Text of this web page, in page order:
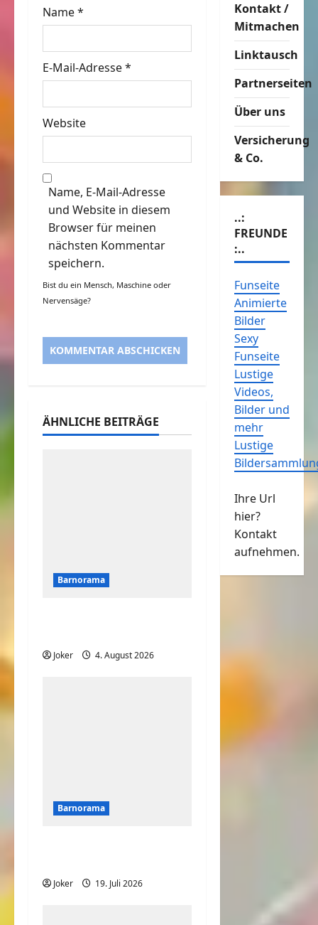
o
n
Name*
E-Mail-Adresse*
Website
Name, E-Mail-Adresse
und Website in diesem
Browser für meinen
nächsten Kommentar
speichern.
Bist du ein Mensch, Maschine oder
Nervensäge?
ÄHNLICHE BEITRÄGE
Barnorama
Joker 4. August 2026
Barnorama
Joker 19. Juli 2026
Kontakt /
Mitmachen
Linktausch
Partnerseiten
Über uns
Versicherung
& Co.
..:
FREUNDE
:..
Funseite
Animierte
Bilder
Sexy
Funseite
Lustige
Videos,
Bilder und
mehr
Lustige
Ihre Url
hier?
Kontakt
aufnehmen.